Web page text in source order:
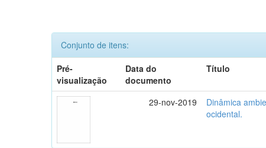
Conjunto de itens:
Pré-
visualização
Data do
documento
Título
29-nov-2019
Dinâmica
ocidental.